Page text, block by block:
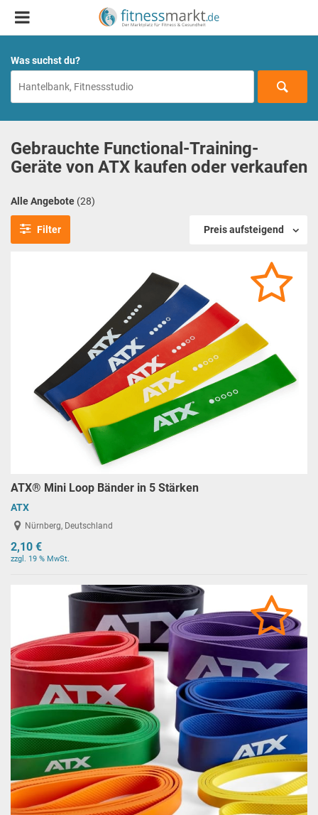
Was suchst du?
Gebrauchte Functional-Training-
Geräte von ATX kaufen oder verkaufen
Alle Angebote (28)
Filter Preis aufsteigend
ATX® Mini Loop Bänder in 5 Stärken
ATX
Nürnberg, Deutschland
2,10 €
zzgl. 19 % MwSt.